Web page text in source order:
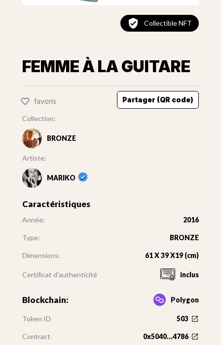
Collectible NFT
FEMME À LA GUITARE
favoris Partager (QR code)
Collection:
BRONZE
Artiste:
MARIKO
Caractéristiques
Année: 2016
Type: BRONZE
Dimensions: 61 X 39 X19 (cm)
Certificat d'authenticité inclus
Blockchain: Polygon
Token ID 503
Contract 0x5040...4786